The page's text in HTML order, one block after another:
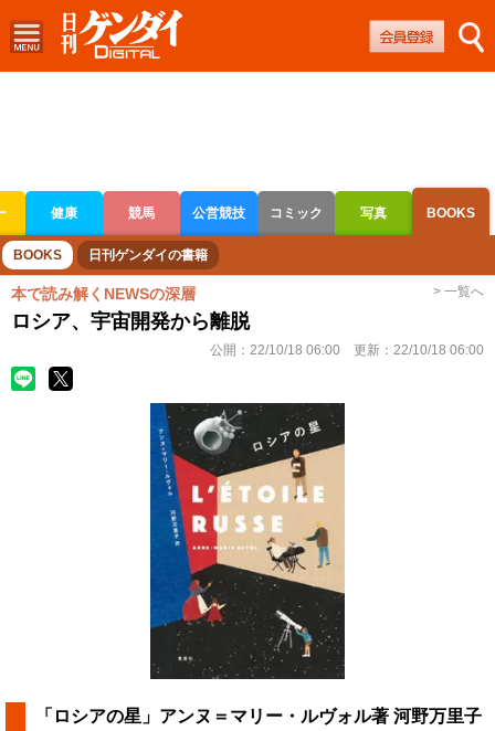
健康 競馬 公営競技 コミック 写真 BOOKS
ボートレース 競輪 オートレース
BOOKS 日刊ゲンダイの書籍
本で読み解くNEWSの深層 > 一覧へ
ロシア、宇宙開発から離脱
公開： 22/10/18 06:00 更新： 22/10/18 06:00
「ロシアの星」アンヌ＝マリー・ルヴォル著 河野万里子